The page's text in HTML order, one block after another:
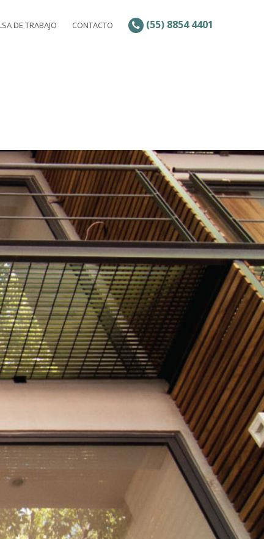
DE TRABAJO CONTACTO (55) 8854 4401